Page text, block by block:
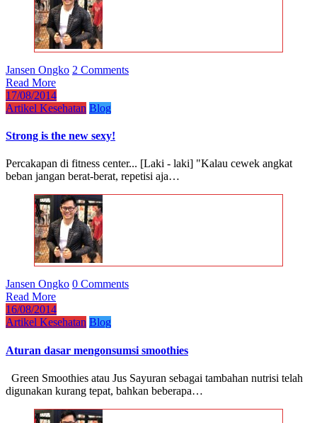
Jansen Ongko 2 Comments
Read More
17/08/2014
Artikel Kesehatan Blog
Strong is the new sexy!
Percakapan di fitness center... [Laki - laki] "Kalau cewek angkat
beban jangan berat-berat, repetisi aja…
Jansen Ongko 0 Comments
Read More
16/08/2014
Artikel Kesehatan Blog
Aturan dasar mengonsumsi smoothies
Green Smoothies atau Jus Sayuran sebagai tambahan nutrisi telah
digunakan kurang tepat, bahkan beberapa…